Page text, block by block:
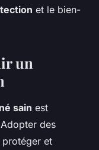
et le bien-
un
sain est
des
protéger et